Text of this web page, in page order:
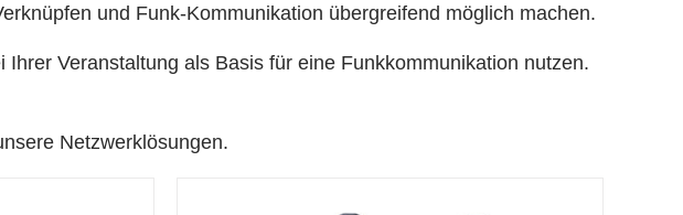
und Funk-Kommunikation übergreifend möglich machen.
Veranstaltung als Basis für eine Funkkommunikation nutzen.
Netzwerklösungen.